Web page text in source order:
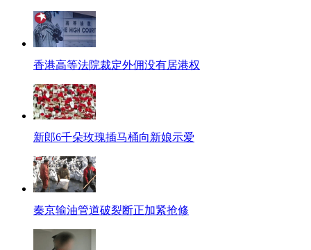
香港高等法院裁定外佣没有居港权
新郎6千朵玫瑰插马桶向新娘示爱
秦京输油管道破裂断正加紧抢修